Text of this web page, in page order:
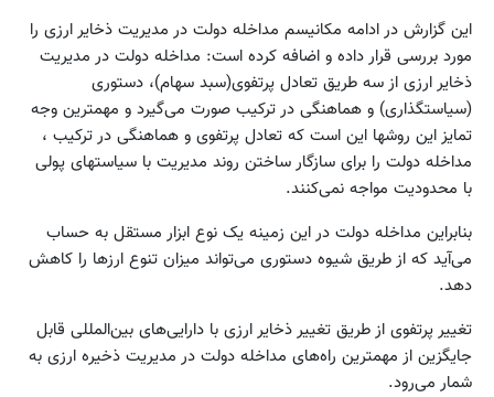
این گزارش در ادامه مکانیسم مداخله دولت در مدیریت ذخایر ارزی را
مورد بررسی قرار داده و اضافه کرده است: مداخله دولت در مدیریت
ذخایر ارزی از سه طریق تعادل پرتفوی(سبد سهام)، دستوری
(سیاستگذاری) و هماهنگی در ترکیب صورت می‌گیرد و مهمترین وجه
تمایز این روشها این است که تعادل پرتفوی و هماهنگی در ترکیب ،
مداخله دولت را برای سازگار ساختن روند مدیریت با سیاستهای پولی
با محدودیت مواجه نمی‌کنند.
بنابراین مداخله دولت در این زمینه یک نوع ابزار مستقل به حساب
می‌آید که از طریق شیوه دستوری می‌تواند میزان تنوع ارزها را کاهش
دهد.
تغییر پرتفوی از طریق تغییر ذخایر ارزی با دارایی‌های بین‌المللی قابل
جایگزین از مهمترین راه‌های مداخله دولت در مدیریت ذخیره ارزی به
شمار می‌رود.